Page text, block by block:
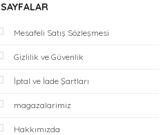
SAYFALAR
Mesafeli Satış Sözleşmesi
Gizlilik ve Güvenlik
İptal ve İade Şartları
magazalarimiz
Hakkımızda